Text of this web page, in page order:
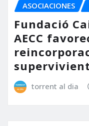
ASOCIACIONES
Fundació
AECC
torrent al dia